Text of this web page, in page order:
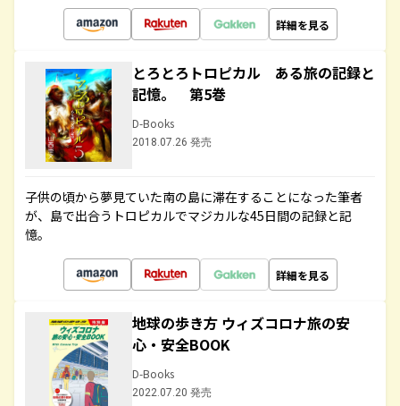
詳細を見る
とろとろトロピカル ある旅の記録と
記憶。 第5巻
D-Books
2018.07.26 発売
子供の頃から夢見ていた南の島に滞在することになった筆者
が、島で出合うトロピカルでマジカルな45日間の記録と記
憶。
詳細を見る
地球の歩き方 ウィズコロナ旅の安
心・安全BOOK
D-Books
2022.07.20 発売